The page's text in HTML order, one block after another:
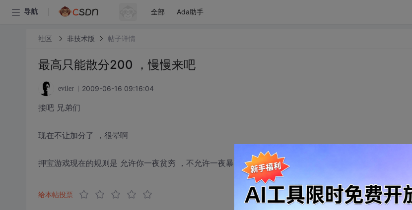
导航 全部 Ada助手
社区 非技术版 帖子详情
最高只能散分200 ，慢慢来吧
eviler 2009-06-16 09:16:04
接吧 兄弟们
现在不让加分了 ，很晕啊
押宝游戏现在的规则是 允许你一夜贫穷 ，不允许一夜暴富 ，一夜暴富的神话没了
给本帖投票